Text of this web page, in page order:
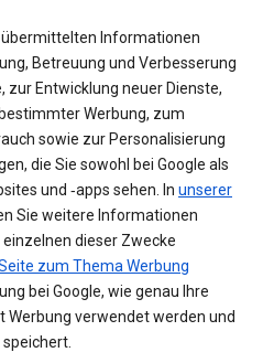
übermittelten Informationen
Betreuung und Verbesserung
zur Entwicklung neuer Dienste,
Werbung, zum
sowie zur Personalisierung
die Sie sowohl bei Google als
und ‑apps sehen. In unserer
Sie weitere Informationen
dieser Zwecke
zum Thema Werbung
bei Google, wie genau Ihre
Werbung verwendet werden und
speichert.